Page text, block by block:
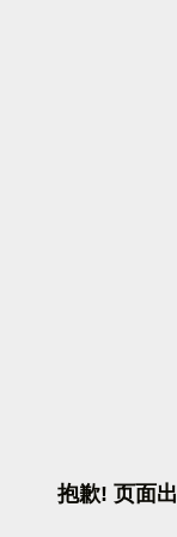
抱歉! 页面出